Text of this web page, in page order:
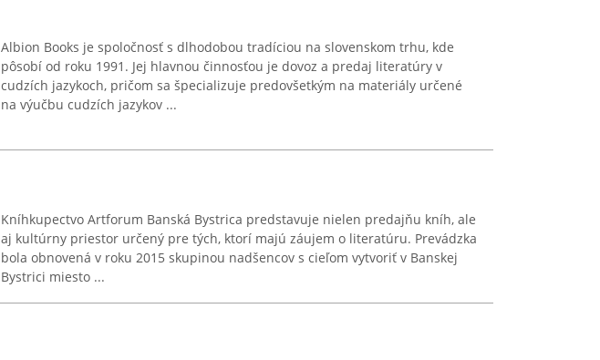
Albion Books je spoločnosť s dlhodobou tradíciou na slovenskom trhu, kde
pôsobí od roku 1991. Jej hlavnou činnosťou je dovoz a predaj literatúry v
cudzích jazykoch, pričom sa špecializuje predovšetkým na materiály určené
na výučbu cudzích jazykov ...
Kníhkupectvo Artforum Banská Bystrica predstavuje nielen predajňu kníh, ale
aj kultúrny priestor určený pre tých, ktorí majú záujem o literatúru. Prevádzka
bola obnovená v roku 2015 skupinou nadšencov s cieľom vytvoriť v Banskej
Bystrici miesto ...